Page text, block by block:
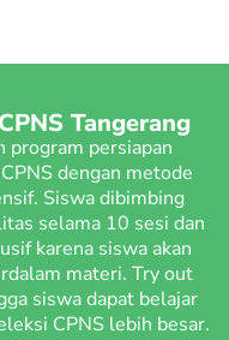
Tangerang
program persiapan
dengan metode
Siswa dibimbing
selama 10 sesi dan
karena siswa akan
materi. Try out
siswa dapat belajar
CPNS lebih besar.